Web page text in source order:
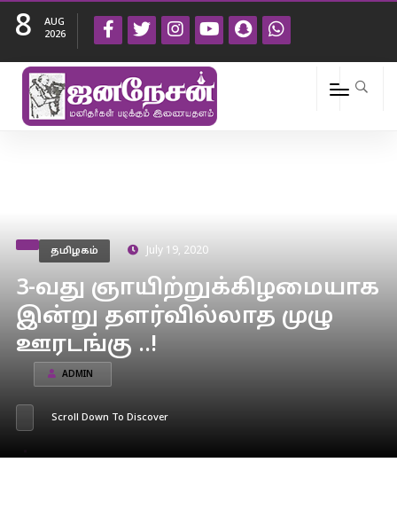
8
AUG
2026
தமிழகம் July 19, 2020
3-வது ஞாயிற்றுக்கிழமையாக
இன்று தளர்வில்லாத முழு
ஊரடங்கு ..!
ADMIN
Scroll Down To Discover